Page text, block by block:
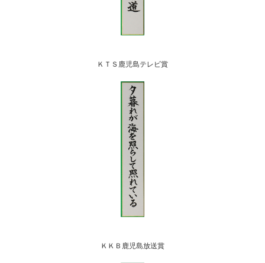
ＫＴＳ鹿児島テレビ賞
ＫＫＢ鹿児島放送賞